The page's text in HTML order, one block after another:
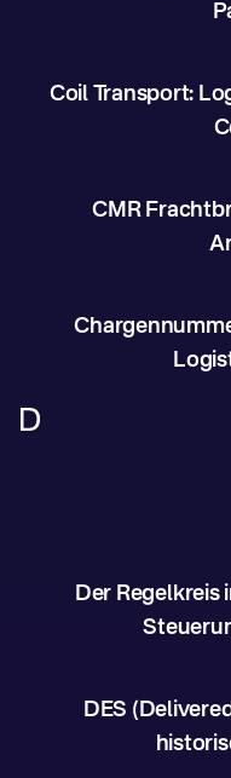
Coil Transport:
CMR
D
Der
DES